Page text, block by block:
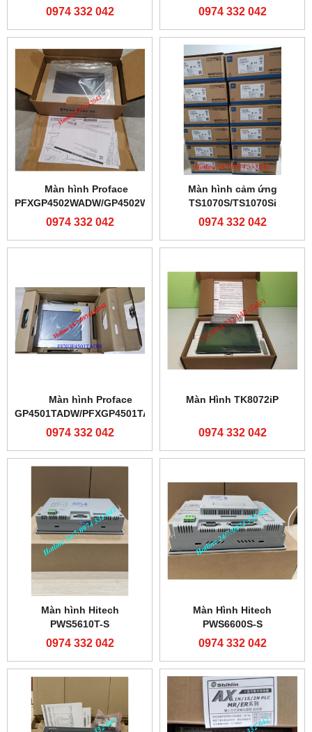
controller-0974332042
0974 332 042 0974 332 042
Màn hình Proface
PFXGP4502WADW/GP4502WW
0974 332 042
Màn hình cảm ứng
TS1070S/TS1070Si
0974 332 042
Màn hình Proface
GP4501TADW/PFXGP4501TADW
0974 332 042
Màn Hình TK8072iP
0974 332 042
Màn hình Hitech
PWS5610T-S
0974 332 042
Màn Hình Hitech
PWS6600S-S
0974 332 042